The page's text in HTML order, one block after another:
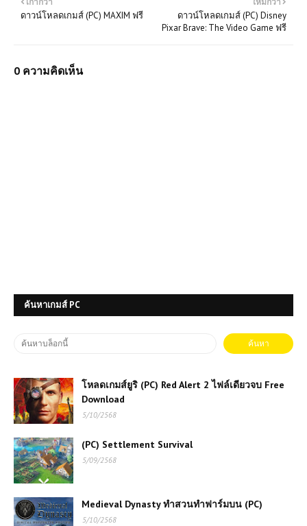
ดาวน์โหลดเกมส์ (PC) Disney
Pixar Brave: The Video Game ฟรี
ดาวน์โหลดเกมส์ (PC) MAXIM ฟรี
0 ความคิดเห็น
ค้นหาเกมส์ PC
โหลดเกมส์ยูริ (PC) Red Alert 2 ไฟล์เดียวจบ Free
Download
5/10/2568
(PC) Settlement Survival
5/09/2568
Medieval Dynasty ทำสวนทำฟาร์มบน (PC)
5/10/2568